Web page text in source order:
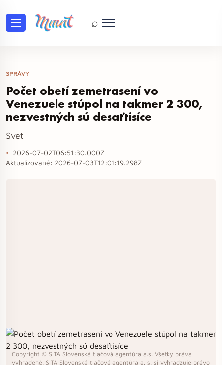
⌕
SPRÁVY
Počet obetí zemetrasení vo
Venezuele stúpol na takmer 2 300,
nezvestných sú desaťtisíce
Svet
2026-07-02T06:51:30.000Z
Aktualizované: 2026-07-03T12:01:19.298Z
Copyright © SITA Slovenská tlačová agentúra a.s. Všetky práva
vyhradené. SITA Slovenská tlačová agentúra a. s. si vyhradzuje právo